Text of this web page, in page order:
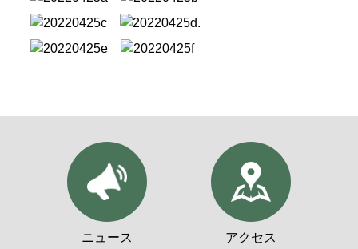
ニュース アクセス